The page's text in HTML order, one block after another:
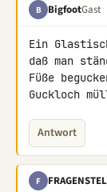
B BigfootGast
Ein
daß man
Füße
Guckloch
Antwort
F